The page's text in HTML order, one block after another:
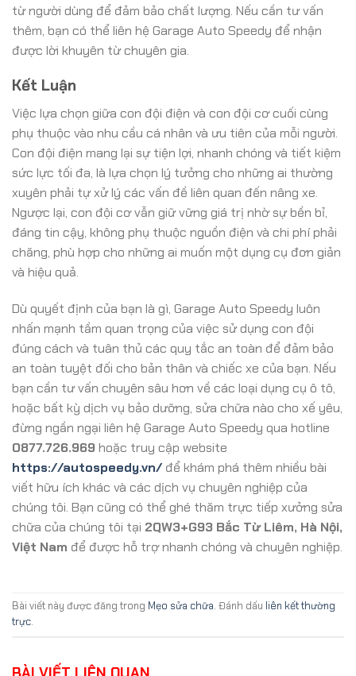
từ người dùng để đảm bảo chất lượng. Nếu cần tư vấn
thêm, bạn có thể liên hệ Garage Auto Speedy để nhận
được lời khuyên từ chuyên gia.
Kết Luận
Việc lựa chọn giữa con đội điện và con đội cơ cuối cùng
phụ thuộc vào nhu cầu cá nhân và ưu tiên của mỗi người.
Con đội điện mang lại sự tiện lợi, nhanh chóng và tiết kiệm
sức lực tối đa, là lựa chọn lý tưởng cho những ai thường
xuyên phải tự xử lý các vấn đề liên quan đến nâng xe.
Ngược lại, con đội cơ vẫn giữ vững giá trị nhờ sự bền bỉ,
đáng tin cậy, không phụ thuộc nguồn điện và chi phí phải
chăng, phù hợp cho những ai muốn một dụng cụ đơn giản
và hiệu quả.
Dù quyết định của bạn là gì, Garage Auto Speedy luôn
nhấn mạnh tầm quan trọng của việc sử dụng con đội
đúng cách và tuân thủ các quy tắc an toàn để đảm bảo
an toàn tuyệt đối cho bản thân và chiếc xe của bạn. Nếu
bạn cần tư vấn chuyên sâu hơn về các loại dụng cụ ô tô,
hoặc bất kỳ dịch vụ bảo dưỡng, sửa chữa nào cho xế yêu,
đừng ngần ngại liên hệ Garage Auto Speedy qua hotline
0877.726.969 hoặc truy cập website
https://autospeedy.vn/để khám phá thêm nhiều bài
viết hữu ích khác và các dịch vụ chuyên nghiệp của
chúng tôi. Bạn cũng có thể ghé thăm trực tiếp xưởng sửa
chữa của chúng tôi tại 2QW3+G93 Bắc Từ Liêm, Hà Nội,
Việt Nam để được hỗ trợ nhanh chóng và chuyên nghiệp.
Bài viết này được đăng trong Mẹo sửa chữa. Đánh dấu liên kết thường
trực.